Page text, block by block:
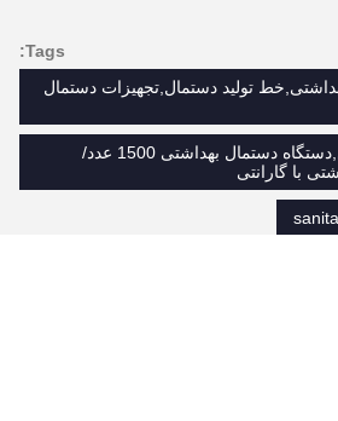
Tags:
تولید دستمال,تجهیزات دستمال
ماشین پاک کننده کامل,دستگاه دستمال بهداشتی 1500 عدد/
با گارانتی